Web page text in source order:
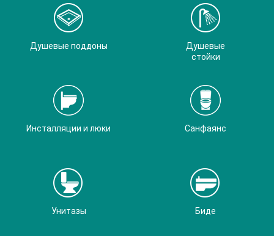
Душевые поддоны
Душевые
стойки
Инсталляции и люки Санфаянс
Унитазы Биде